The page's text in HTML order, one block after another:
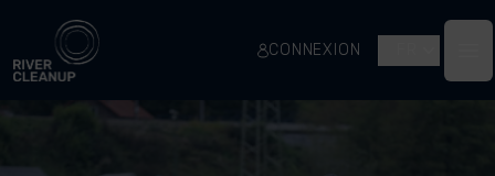
River Cleanup
CONNEXION